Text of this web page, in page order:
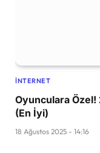
İNTERNET
Oyunculara Özel!
(En İyi)
18 Ağustos 2025 - 14:16